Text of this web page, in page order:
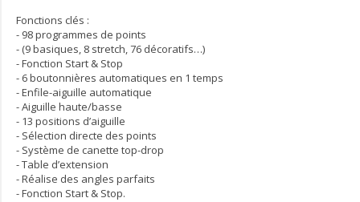
Fonctions clés :
- 98 programmes de points
- (9 basiques, 8 stretch, 76 décoratifs…)
- Fonction Start & Stop
- 6 boutonnières automatiques en 1 temps
- Enfile-aiguille automatique
- Aiguille haute/basse
- 13 positions d’aiguille
- Sélection directe des points
- Système de canette top-drop
- Table d’extension
- Réalise des angles parfaits
- Fonction Start & Stop.